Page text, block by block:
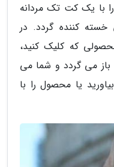
با یک کت تک مردانه
کننده گردد. در
که کلیک کنید،
می گردد و شما می
یا محصول را با